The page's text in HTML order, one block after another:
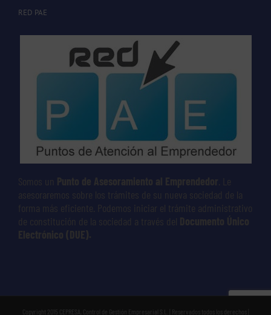
RED PAE
Somos un Punto de Asesoramiento al Emprendedor . Le
asesoraremos sobre los trámites de su nueva sociedad de la
forma más eficiente. Podemos iniciar el trámite administrativo
de constitución de la sociedad a través del Documento Único
Electrónico (DUE).
Copyright 2015 CEPRESA, Control de Gestión Empresarial S.L. | Reservados todos los derechos |